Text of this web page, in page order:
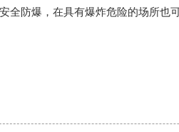
全防爆，在具有爆炸危险的场所也